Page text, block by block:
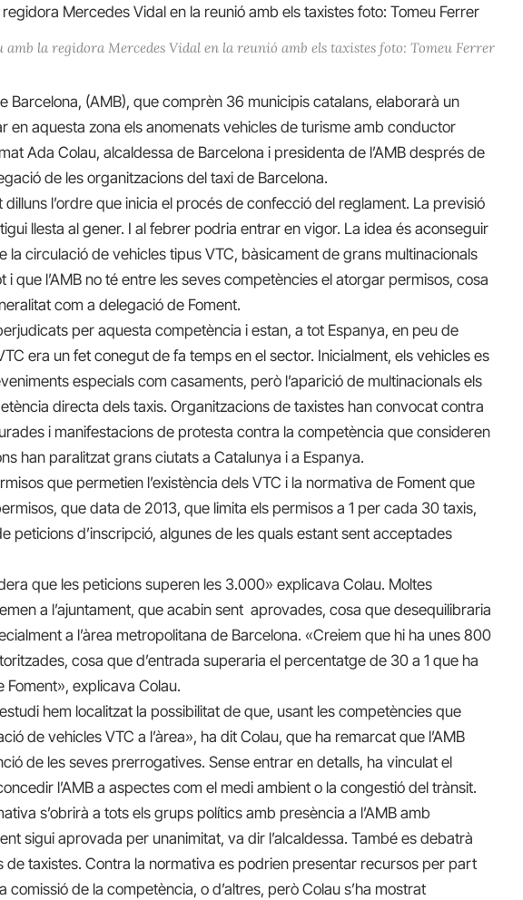
amb la regidora Mercedes Vidal en la reunió amb els taxistes foto: Tomeu Ferrer
Barcelona, (AMB), que comprèn 36 municipis catalans, elaborarà un
en aquesta zona els anomenats vehicles de turisme amb conductor
Ada Colau, alcaldessa de Barcelona i presidenta de l’AMB després de
de les organitzacions del taxi de Barcelona.
l’ordre que inicia el procés de confecció del reglament. La previsió
llesta al gener. I al febrer podria entrar en vigor. La idea és aconseguir
la circulació de vehicles tipus VTC, bàsicament de grans multinacionals
que l’AMB no té entre les seves competències el atorgar permisos, cosa
com a delegació de Foment.
per aquesta competència i estan, a tot Espanya, en peu de
era un fet conegut de fa temps en el sector. Inicialment, els vehicles es
especials com casaments, però l’aparició de multinacionals els
directa dels taxis. Organitzacions de taxistes han convocat contra
i manifestacions de protesta contra la competència que consideren
han paralitzat grans ciutats a Catalunya i a Espanya.
que permetien l’existència dels VTC i la normativa de Foment que
que data de 2013, que limita els permisos a 1 per cada 30 taxis,
peticions d’inscripció, algunes de les quals estant sent acceptades
que les peticions superen les 3.000» explicava Colau. Moltes
a l’ajuntament, que acabin sent aprovades, cosa que desequilibraria
a l’àrea metropolitana de Barcelona. «Creiem que hi ha unes 800
cosa que d’entrada superaria el percentatge de 30 a 1 que ha
explicava Colau.
hem localitzat la possibilitat de que, usant les competències que
de vehicles VTC a l’àrea», ha dit Colau, que ha remarcat que l’AMB
de les seves prerrogatives. Sense entrar en detalls, ha vinculat el
l’AMB a aspectes com el medi ambient o la congestió del trànsit.
s’obrirà a tots els grups polítics amb presència a l’AMB amb
sigui aprovada per unanimitat, va dir l’alcaldessa. També es debatrà
de taxistes. Contra la normativa es podrien presentar recursos per part
comissió de la competència, o d’altres, però Colau s’ha mostrat